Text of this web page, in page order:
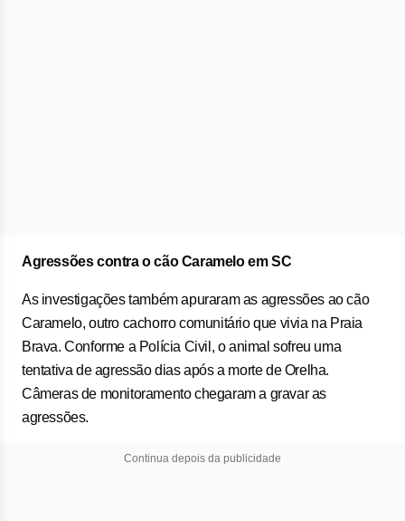
Agressões contra o cão Caramelo em SC
As investigações também apuraram as agressões ao cão
Caramelo, outro cachorro comunitário que vivia na Praia
Brava. Conforme a Polícia Civil, o animal sofreu uma
tentativa de agressão dias após a morte de Orelha.
Câmeras de monitoramento chegaram a gravar as
agressões.
Continua depois da publicidade